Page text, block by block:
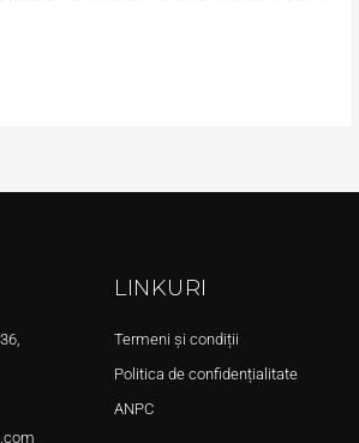
LINKURI
Termeni și condiții
Politica de confidențialitate
ANPC